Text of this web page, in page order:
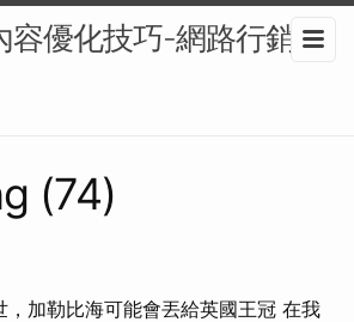
容優化技巧-網路行銷公
(74)
，加勒比海可能會丟給英國王冠 在我